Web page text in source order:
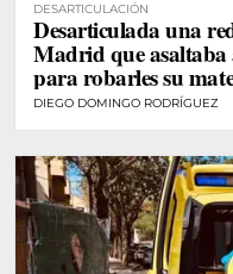
DESARTICULACIÓN
Desarticulada una
Madrid que asaltaba
para robarles su
DIEGO DOMINGO RODRÍGUEZ